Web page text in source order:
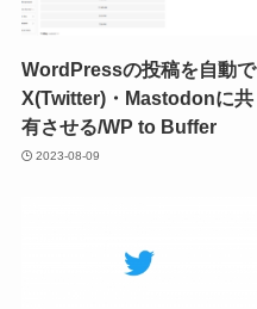
WordPressの投稿を自動で
X(Twitter)・Mastodonに共
有させる/WP to Buffer
2023-08-09